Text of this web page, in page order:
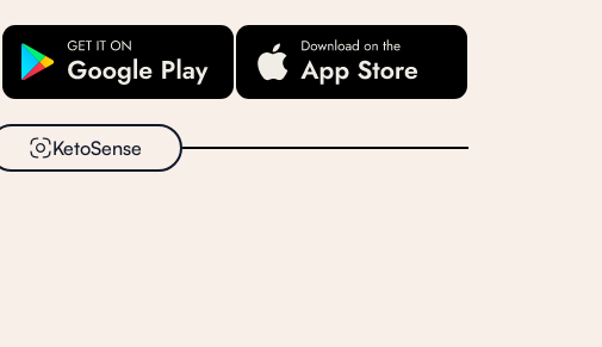
KetoSense